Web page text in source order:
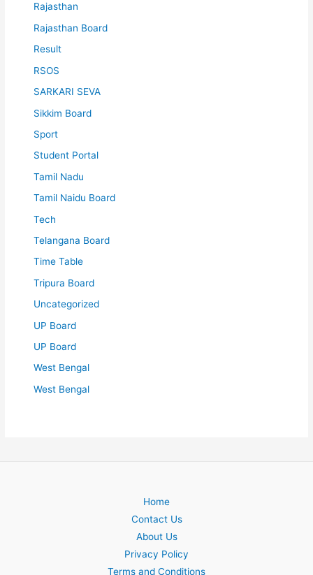
Rajasthan
Rajasthan Board
Result
RSOS
SARKARI SEVA
Sikkim Board
Sport
Student Portal
Tamil Nadu
Tamil Naidu Board
Tech
Telangana Board
Time Table
Tripura Board
Uncategorized
UP Board
UP Board
West Bengal
West Bengal
Home
Contact Us
About Us
Privacy Policy
Terms and Conditions